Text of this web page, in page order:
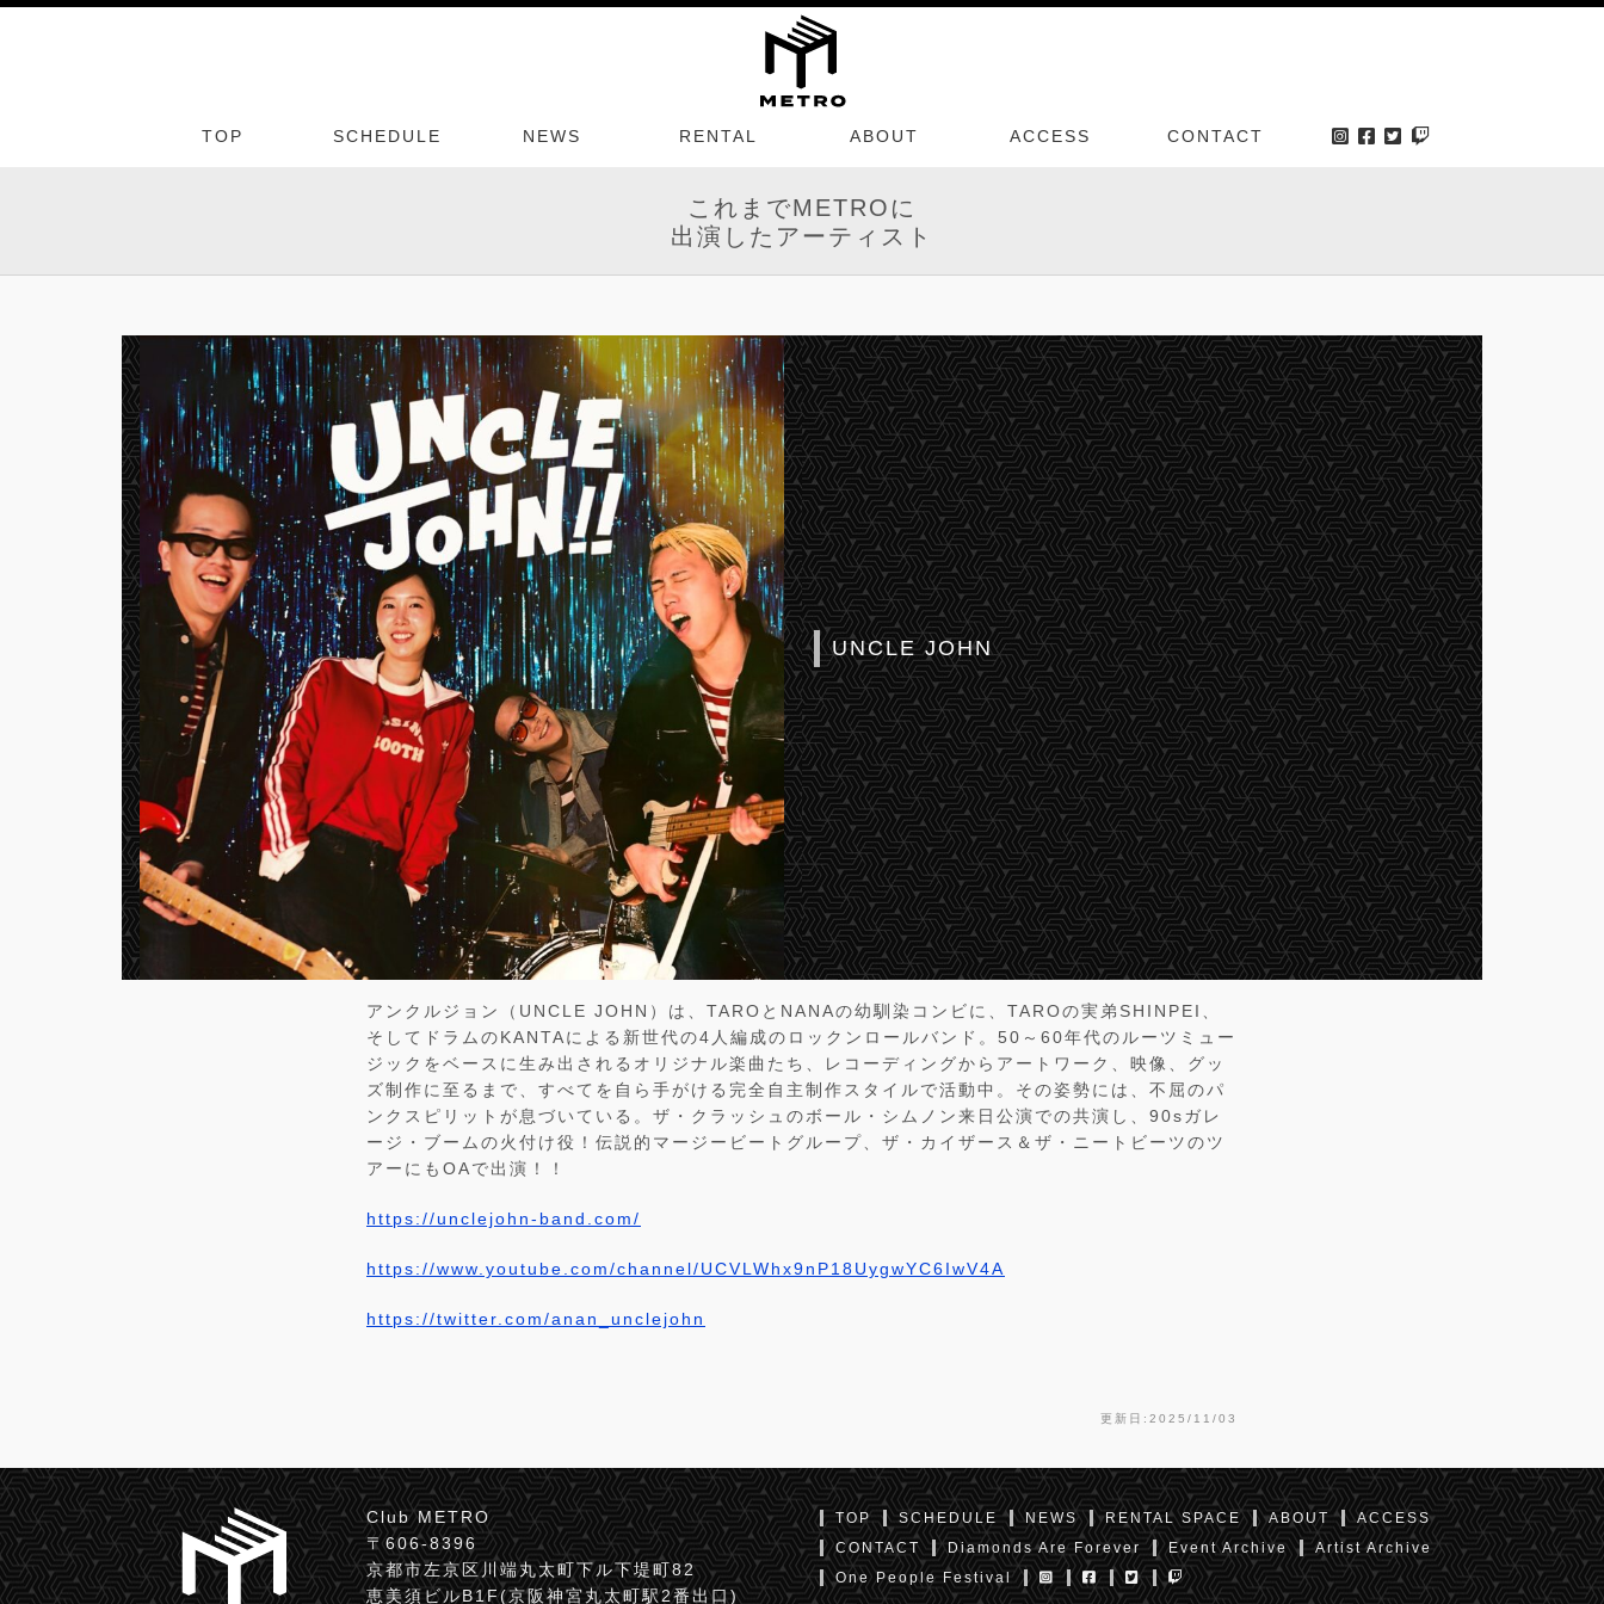
TOP SCHEDULE NEWS RENTAL ABOUT ACCESS CONTACT
これまでMETROに
出演したアーティスト
UNCLE JOHN
アンクルジョン（UNCLE JOHN）は、TAROとNANAの幼馴染コンビに、TAROの実弟SHINPEI、
そしてドラムのKANTAによる新世代の4人編成のロックンロールバンド。50～60年代のルーツミュー
ジックをベースに生み出されるオリジナル楽曲たち、レコーディングからアートワーク、映像、グッ
ズ制作に至るまで、すべてを自ら手がける完全自主制作スタイルで活動中。その姿勢には、不屈のパ
ンクスピリットが息づいている。ザ・クラッシュのボール・シムノン来日公演での共演し、90sガレ
ージ・ブームの火付け役！伝説的マージービートグループ、ザ・カイザース＆ザ・ニートビーツのツ
アーにもOAで出演！！
https://unclejohn-band.com/
https://www.youtube.com/channel/UCVLWhx9nP18UygwYC6IwV4A
https://twitter.com/anan_unclejohn
更新日:2025/11/03
Club METRO
〒606-8396
京都市左京区川端丸太町下ル下堤町82
恵美須ビルB1F(京阪神宮丸太町駅2番出口)
TOP SCHEDULE NEWS RENTAL SPACE ABOUT
ACCESS
CONTACT
Diamonds Are Forever Event Archive
Artist Archive
One People Festival